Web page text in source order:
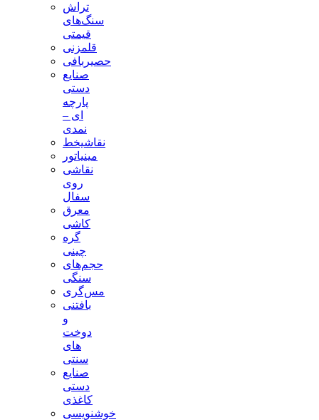
تراش
سنگ‌های
قیمتی
قلمزنی
حصیربافی
صنایع
دستی
پارچه
ای –
نمدی
نقاشیخط
مینیاتور
نقاشی
روی
سفال
معرق
کاشی
گره
چینی
حجم‌های
سنگی
مس‌گری
بافتنی‌
و
دوخت
های
سنتی
صنایع
دستی
کاغذی
خوشنویسی